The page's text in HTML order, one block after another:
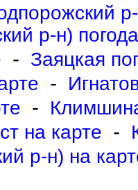
р-
р-н) погода
- Заяцкая
-
-
на карте -
р-н) на